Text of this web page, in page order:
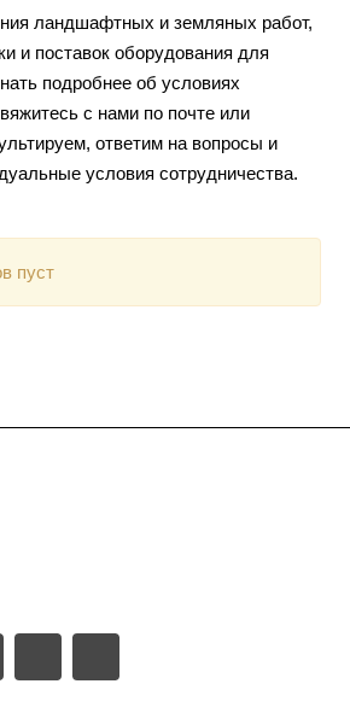
ландшафтных и земляных работ,
и поставок оборудования для
подробнее об условиях
с нами по почте или
ответим на вопросы и
условия сотрудничества.
пуст